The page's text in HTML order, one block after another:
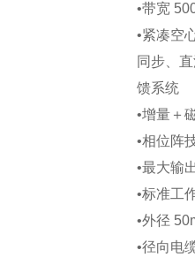
•带宽
•紧凑空
同步、
馈系统
•增量＋
•相位阵
•最大输
•标准工
•外径
•径向电